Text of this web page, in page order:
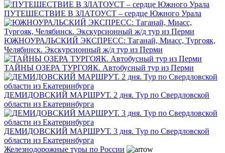
ПУТЕШЕСТВИЕ В ЗЛАТОУСТ – сердце Южного Урала
ЮЖНОУРАЛЬСКИЙ ЭКСПРЕСС: Таганай, Миасс, Тургояк,
Челябинск. Экскурсионный ж/д тур из Перми
ТАЙНЫ ОЗЕРА ТУРГОЯК. Автобусный тур из Перми
ДЕМИДОВСКИЙ МАРШРУТ. 2 дня. Тур по Свердловской
области из Екатеринбурга
ДЕМИДОВСКИЙ МАРШРУТ. 3 дня. Тур по Свердловской
области из Екатеринбурга
Железнодорожные туры по России